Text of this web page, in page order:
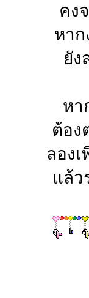
คง
หา
ยัง
หา
ต้อง
ลอง
แล้ว